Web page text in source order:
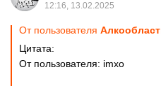
12:16, 13.02.2025
От пользователя
Цитата:
От пользователя: imxo